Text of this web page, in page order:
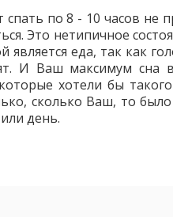
по 8 - 10 часов не
Это нетипичное
еда, так как
И Ваш максимум сна в
хотели бы
сколько Ваш, то
день.